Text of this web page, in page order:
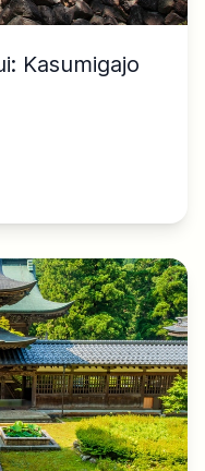
Kasumigajo